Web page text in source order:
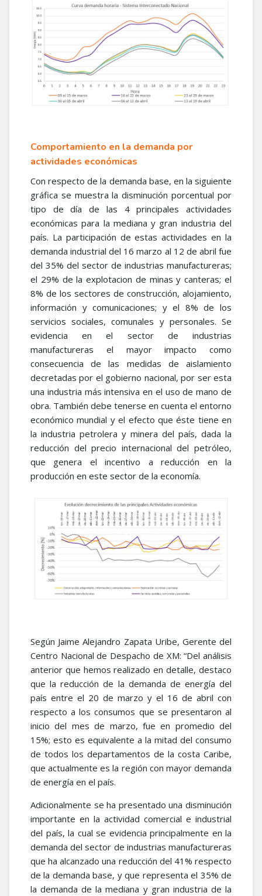
Comportamiento en la demanda por
actividades económicas
Con respecto de la demanda base, en la siguiente
gráfica se muestra la disminución porcentual por
tipo de día de las 4 principales actividades
económicas para la mediana y gran industria del
país. La participación de estas actividades en la
demanda industrial del 16 marzo al 12 de abril fue
del 35% del sector de industrias manufactureras;
el 29% de la explotacion de minas y canteras; el
8% de los sectores de construcción, alojamiento,
información y comunicaciones; y el 8% de los
servicios sociales, comunales y personales. Se
evidencia en el sector de industrias
manufactureras el mayor impacto como
consecuencia de las medidas de aislamiento
decretadas por el gobierno nacional, por ser esta
una industria más intensiva en el uso de mano de
obra. También debe tenerse en cuenta el entorno
económico mundial y el efecto que éste tiene en
la industria petrolera y minera del país, dada la
reducción del precio internacional del petróleo,
que genera el incentivo a reducción en la
producción en este sector de la economía.
Según Jaime Alejandro Zapata Uribe, Gerente del
Centro Nacional de Despacho de XM: “Del análisis
anterior que hemos realizado en detalle, destaco
que la reducción de la demanda de energía del
país entre el 20 de marzo y el 16 de abril con
respecto a los consumos que se presentaron al
inicio del mes de marzo, fue en promedio del
15%; esto es equivalente a la mitad del consumo
de todos los departamentos de la costa Caribe,
que actualmente es la región con mayor demanda
de energía en el país.
Adicionalmente se ha presentado una disminución
importante en la actividad comercial e industrial
del país, la cual se evidencia principalmente en la
demanda del sector de industrias manufactureras
que ha alcanzado una reducción del 41% respecto
de la demanda base, y que representa el 35% de
la demanda de la mediana y gran industria de la